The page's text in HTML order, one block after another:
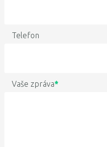
Telefon
Vaše zpráva*